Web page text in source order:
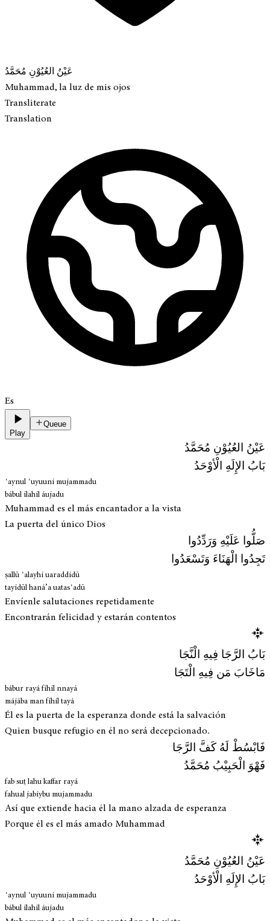
عَيْنُ العُيُوْنِ مُحَمَّدُ
Muhammad, la luz de mis ojos
Transliterate
Translation
Es
Play
Queue
عَيْنُ العُيُوْنِ مُحَمَّدُ
بَابُ الإِلَهِ الْأوْحَدُ
ʿaynul ʿuyuuni mujammadu
bábul ilahil áujadu
Muhammad es el más encantador a la vista
La puerta del único Dios
صَلُّوا عَلَيْهِ وَرَدِّدُوا
تَجِدُوا الْهَنَاءَ وَتَسْعَدُوا
ṣallū ʿalayhi uaraddidū
tayidūl haná’a uatasʿadū
Envíenle salutaciones repetidamente
Encontrarán felicidad y estarán contentos
بَابُ الرَّجَا فِيهِ الْنَّجَا
مَاخَابَ مَن فِيهِ الْتَجَا
bábur rayá fíhil nnayá
májába man fíhil tayá
Él es la puerta de la esperanza donde está la salvación
Quien busque refugio en él no será decepcionado.
فَابْسُطْ لَهُ كَفَّ الرَّجَا
فَهْوَ الْحَبِيْبُ مُحَمَّدُ
fab suṭ lahu kaffar rayá
fahual jabiybu mujammadu
Así que extiende hacia él la mano alzada de esperanza
Porque él es el más amado Muhammad
عَيْنُ العُيُوْنِ مُحَمَّدُ
بَابُ الإِلَهِ الْأوْحَدُ
ʿaynul ʿuyuuni mujammadu
bábul ilahil áujadu